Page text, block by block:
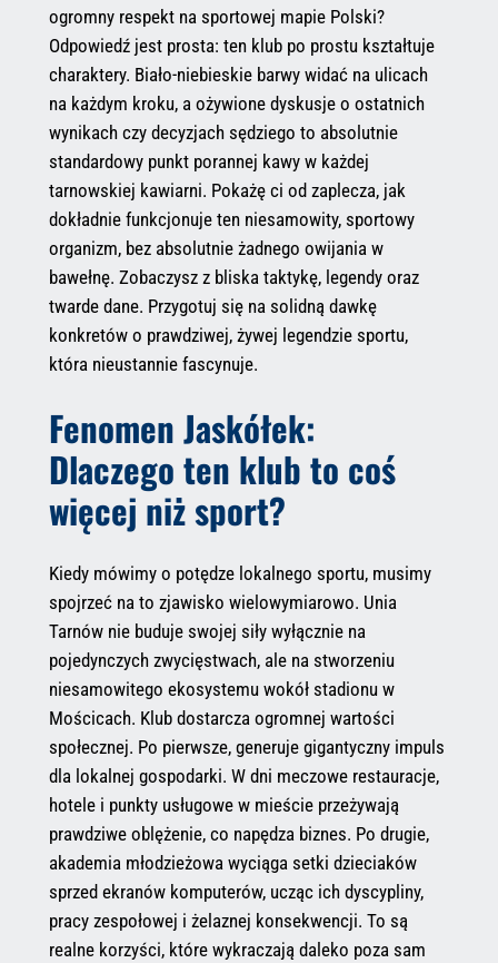
ogromny respekt na sportowej mapie Polski?
Odpowiedź jest prosta: ten klub po prostu kształtuje
charaktery. Biało-niebieskie barwy widać na ulicach
na każdym kroku, a ożywione dyskusje o ostatnich
wynikach czy decyzjach sędziego to absolutnie
standardowy punkt porannej kawy w każdej
tarnowskiej kawiarni. Pokażę ci od zaplecza, jak
dokładnie funkcjonuje ten niesamowity, sportowy
organizm, bez absolutnie żadnego owijania w
bawełnę. Zobaczysz z bliska taktykę, legendy oraz
twarde dane. Przygotuj się na solidną dawkę
konkretów o prawdziwej, żywej legendzie sportu,
która nieustannie fascynuje.
Fenomen Jaskółek:
Dlaczego ten klub to coś
więcej niż sport?
Kiedy mówimy o potędze lokalnego sportu, musimy
spojrzeć na to zjawisko wielowymiarowo. Unia
Tarnów nie buduje swojej siły wyłącznie na
pojedynczych zwycięstwach, ale na stworzeniu
niesamowitego ekosystemu wokół stadionu w
Mościcach. Klub dostarcza ogromnej wartości
społecznej. Po pierwsze, generuje gigantyczny impuls
dla lokalnej gospodarki. W dni meczowe restauracje,
hotele i punkty usługowe w mieście przeżywają
prawdziwe oblężenie, co napędza biznes. Po drugie,
akademia młodzieżowa wyciąga setki dzieciaków
sprzed ekranów komputerów, ucząc ich dyscypliny,
pracy zespołowej i żelaznej konsekwencji. To są
realne korzyści, które wykraczają daleko poza sam